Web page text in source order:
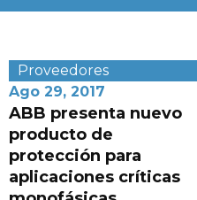
Proveedores
Ago 29, 2017
ABB presenta nuevo
producto de
protección para
aplicaciones críticas